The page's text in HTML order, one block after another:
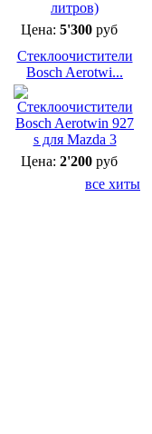
Цена: 5'300руб
Cтеклоочистители
Bosch Aerotwi...
Цена: 2'200руб
все хиты